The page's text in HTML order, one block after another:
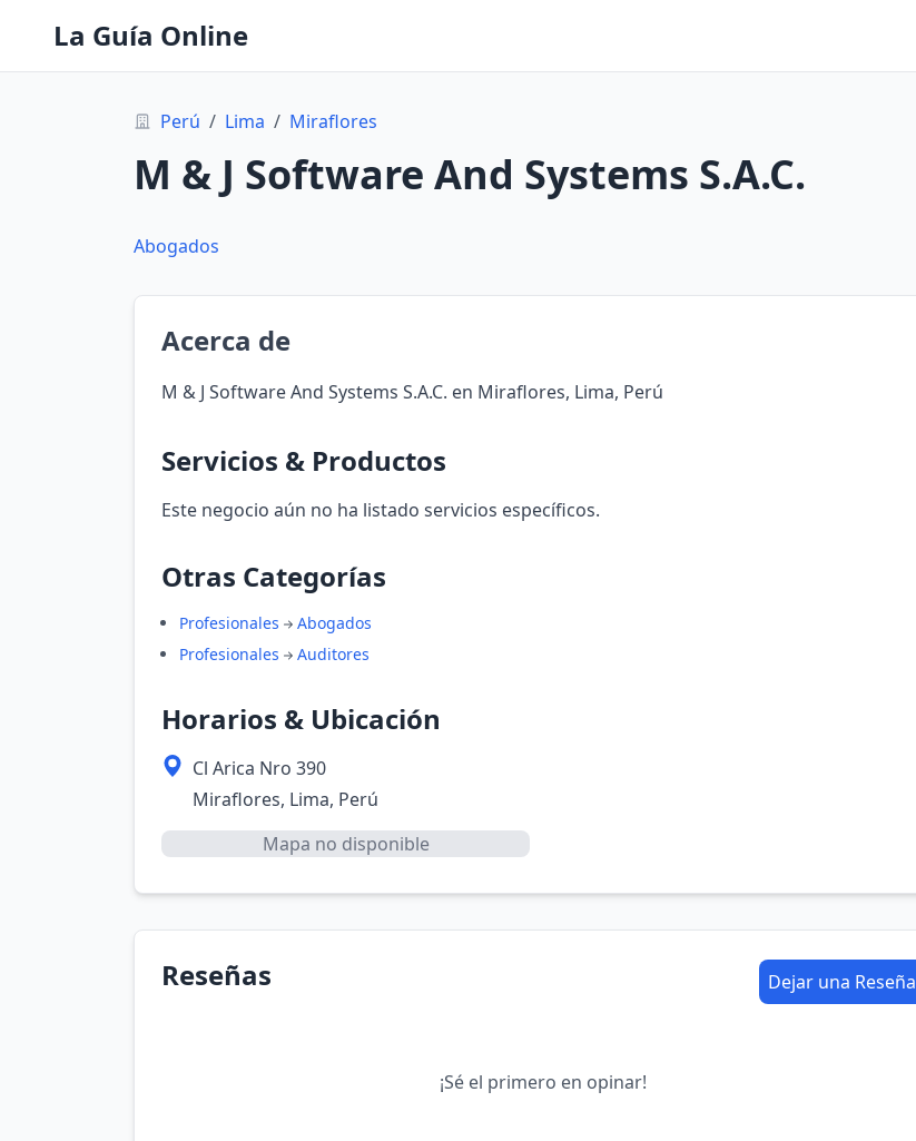
La Guía Online
Perú / Lima / Miraflores
M & J Software And Systems S.A.C.
Abogados
Acerca de
M & J Software And Systems S.A.C. en Miraflores, Lima, Perú
Servicios & Productos
Este negocio aún no ha listado servicios específicos.
Otras Categorías
Profesionales
Abogados
Profesionales
Auditores
Horarios & Ubicación
Cl Arica Nro 390
Miraflores, Lima, Perú
Mapa no disponible
Reseñas Dejar una Reseña
¡Sé el primero en opinar!